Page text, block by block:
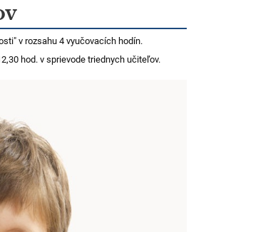
v rozsahu 4 vyučovacích hodín.
hod. v sprievode triednych učiteľov.